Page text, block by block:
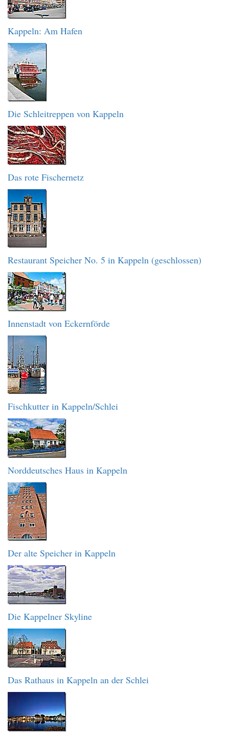
Kappeln: Am Hafen
Die Schleitreppen von Kappeln
Das rote Fischernetz
Restaurant Speicher No. 5 in Kappeln (geschlossen)
Innenstadt von Eckernförde
Fischkutter in Kappeln/Schlei
Norddeutsches Haus in Kappeln
Der alte Speicher in Kappeln
Die Kappelner Skyline
Das Rathaus in Kappeln an der Schlei